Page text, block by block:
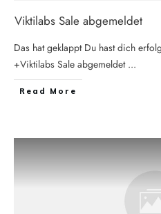
Viktilabs Sale abgemeldet
Das hat geklappt Du hast dich
+Viktilabs Sale abgemeldet ...
Read More